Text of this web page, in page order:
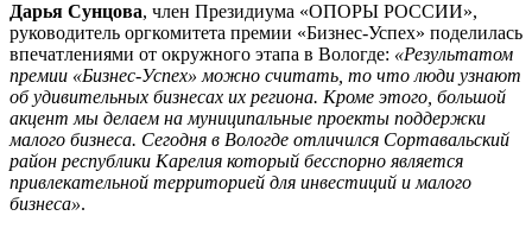
Дарья Сунцова, член Президиума «ОПОРЫ РОССИИ»,
руководитель оргкомитета премии «Бизнес-Успех» поделилась
впечатлениями от окружного этапа в Вологде: «Результатом
премии «Бизнес-Успех» можно считать, то что люди узнают
об удивительных бизнесах их региона. Кроме этого, большой
акцент мы делаем на муниципальные проекты поддержки
малого бизнеса. Сегодня в Вологде отличился Сортавальский
район республики Карелия который бесспорно является
привлекательной территорией для инвестиций и малого
бизнеса».